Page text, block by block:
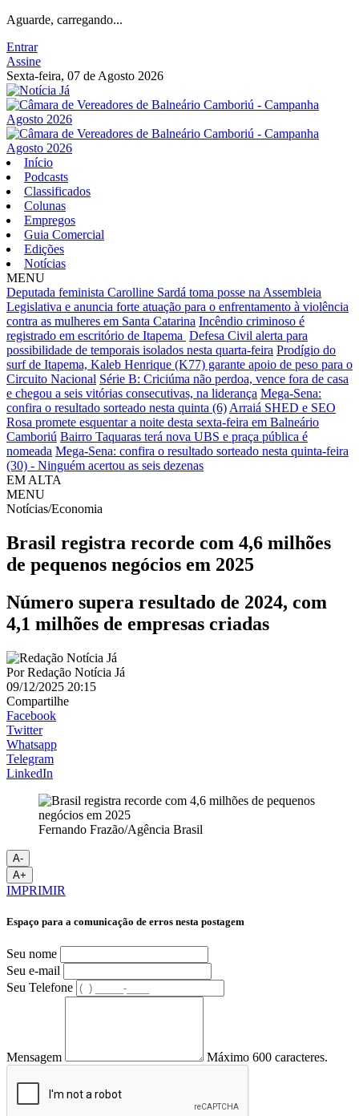
Aguarde, carregando...
Entrar
Assine
Sexta-feira, 07 de Agosto 2026
Início
Podcasts
Classificados
Colunas
Empregos
Guia Comercial
Edições
Notícias
MENU
Deputada feminista Carolline Sardá toma posse na Assembleia
Legislativa e anuncia forte atuação para o enfrentamento à violência
contra as mulheres em Santa Catarina Incêndio criminoso é
registrado em escritório de Itapema Defesa Civil alerta para
possibilidade de temporais isolados nesta quarta-feira Prodígio do
surf de Itapema, Kaleb Henrique (K77) garante apoio de peso para o
Circuito Nacional Série B: Criciúma não perdoa, vence fora de casa
e chegou a seis vitórias consecutivas, na liderança Mega-Sena:
confira o resultado sorteado nesta quinta (6) Arraiá SHED e SEO
Rosa promete esquentar a noite desta sexta-feira em Balneário
Camboriú Bairro Taquaras terá nova UBS e praça pública é
nomeada Mega-Sena: confira o resultado sorteado nesta quinta-feira
(30) - Ninguém acertou as seis dezenas
EM ALTA
MENU
Notícias/Economia
Brasil registra recorde com 4,6 milhões
de pequenos negócios em 2025
Número supera resultado de 2024, com
4,1 milhões de empresas criadas
PorRedação Notícia Já
09/12/2025 20:15
Compartilhe
Facebook
Twitter
Whatsapp
Telegram
LinkedIn
Fernando Frazão/Agência Brasil
A-
A+
IMPRIMIR
Espaço para a comunicação de erros nesta postagem
Seu nome
Seu e-mail
Seu Telefone
Mensagem Máximo 600 caracteres.